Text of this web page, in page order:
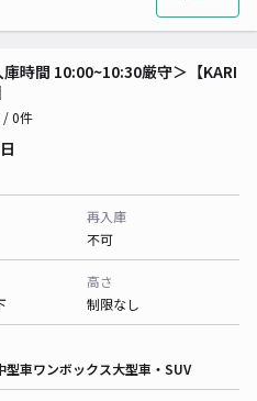
時間 10:00~10:30厳守＞【KARI
/ 0件
再入庫
不可
高さ
制限なし
型車ワンボックス大型車・SUV